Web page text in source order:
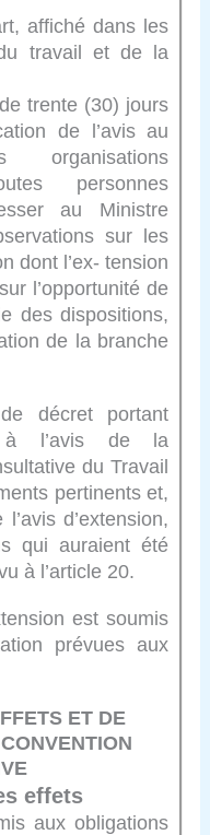
affiché dans les
travail et de la
trente (30) jours
de l’avis au
personnes
au Ministre
sur les
dont l’ex- tension
l’opportunité de
des dispositions,
de la branche
décret portant
à l’avis de la
du Travail
pertinents et,
d’extension,
qui auraient été
à l’article 20.
est soumis
prévues aux
ET DE
effets
aux obligations